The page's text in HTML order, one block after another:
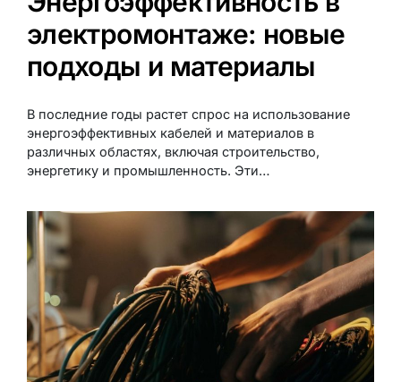
электромонтаже: новые
подходы и материалы
В последние годы растет спрос на использование
энергоэффективных кабелей и материалов в
различных областях, включая строительство,
энергетику и промышленность. Эти…